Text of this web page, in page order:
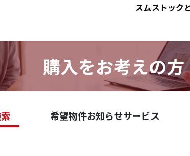
スムストック
購入をお考えの方
希望物件お知らせサービス